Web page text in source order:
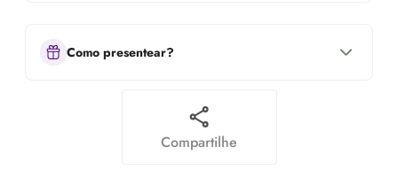
Como presentear?
Compartilhe